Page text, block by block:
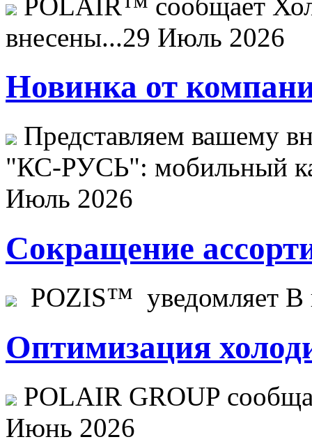
внесены...29 Июль 2026
Новинка от
Представляем вашему
"КС-РУСЬ": мобильный
Июль 2026
Сокращение
POZIS™ уведомляет В
Оптимизация
POLAIR GROUP
Июнь 2026